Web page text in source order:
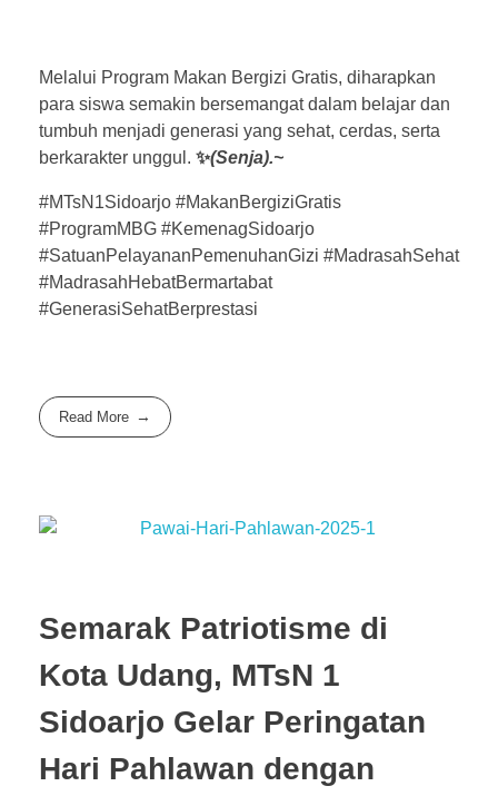
Melalui Program Makan Bergizi Gratis, diharapkan
para siswa semakin bersemangat dalam belajar dan
tumbuh menjadi generasi yang sehat, cerdas, serta
berkarakter unggul. ✨(Senja).~
#MTsN1Sidoarjo #MakanBergiziGratis
#ProgramMBG #KemenagSidoarjo
#SatuanPelayananPemenuhanGizi #MadrasahSehat
#MadrasahHebatBermartabat
#GenerasiSehatBerprestasi
Read More
Semarak Patriotisme di
Kota Udang, MTsN 1
Sidoarjo Gelar Peringatan
Hari Pahlawan dengan